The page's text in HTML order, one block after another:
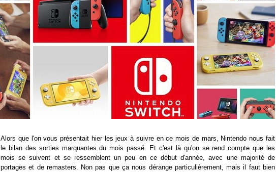
Alors que l'on vous présentait hier les jeux à suivre en ce mois de mars, Nintendo nous fait
le bilan des sorties marquantes du mois passé. Et c'est là qu'on se rend compte que les
mois se suivent et se ressemblent un peu en ce début d'année, avec une majorité de
portages et de remasters. Non pas que ça nous dérange particulièrement, mais il faut bien